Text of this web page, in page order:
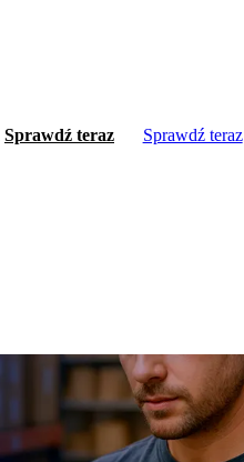
Sprawdź teraz Sprawdź teraz